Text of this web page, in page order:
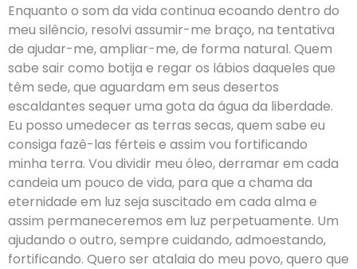
Enquanto o som da vida continua ecoando dentro do
meu silêncio, resolvi assumir-me braço, na tentativa
de ajudar-me, ampliar-me, de forma natural. Quem
sabe sair como botija e regar os lábios daqueles que
têm sede, que aguardam em seus desertos
escaldantes sequer uma gota da água da liberdade.
Eu posso umedecer as terras secas, quem sabe eu
consiga fazê-las férteis e assim vou fortificando
minha terra. Vou dividir meu óleo, derramar em cada
candeia um pouco de vida, para que a chama da
eternidade em luz seja suscitado em cada alma e
assim permaneceremos em luz perpetuamente. Um
ajudando o outro, sempre cuidando, admoestando,
fortificando. Quero ser atalaia do meu povo, quero que